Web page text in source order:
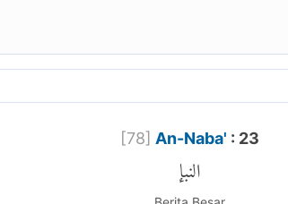
[78] An-Naba' : 23
النبإ